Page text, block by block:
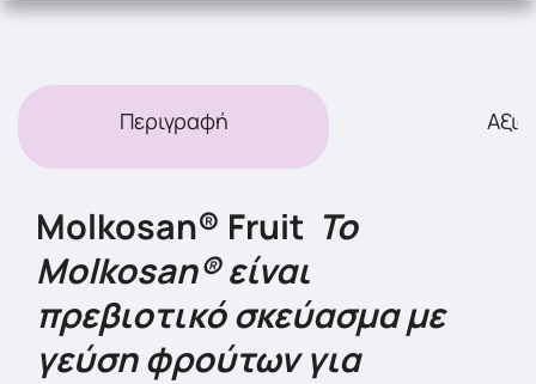
Περιγραφή
Molkosan® Fruit Το
Molkosan® είναι
πρεβιοτικό σκεύασμα με
γεύση φρούτων για